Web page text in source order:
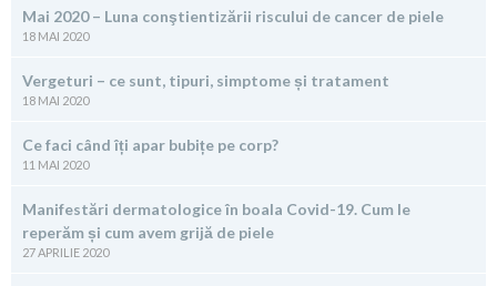
Mai 2020 – Luna conştientizării riscului de cancer de piele
18 MAI 2020
Vergeturi – ce sunt, tipuri, simptome și tratament
18 MAI 2020
Ce faci când îți apar bubițe pe corp?
11 MAI 2020
Manifestări dermatologice în boala Covid-19. Cum le
reperăm și cum avem grijă de piele
27 APRILIE 2020